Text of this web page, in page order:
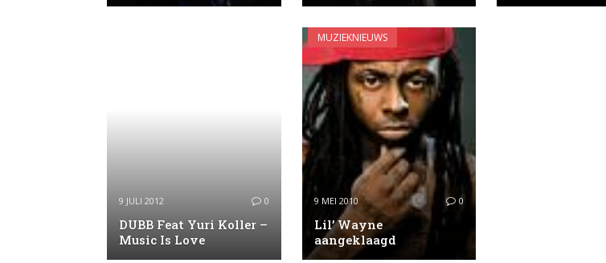
9 JULI 2012 0
DUBB Feat Yuri Koller –
Music Is Love
MUZIEKNIEUWS
9 MEI 2010 0
Lil’ Wayne
aangeklaagd